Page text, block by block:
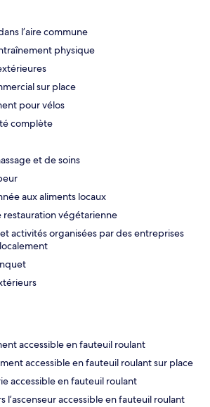
l’aire commune
physique
sur place
pour vélos
complète
et de soins
aux aliments locaux
végétarienne
activités organisées par des entreprises
accessible en fauteuil roulant
accessible en fauteuil roulant sur place
accessible en fauteuil roulant
l’ascenseur accessible en fauteuil roulant